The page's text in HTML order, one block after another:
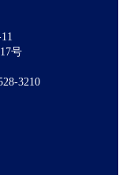
号
3210